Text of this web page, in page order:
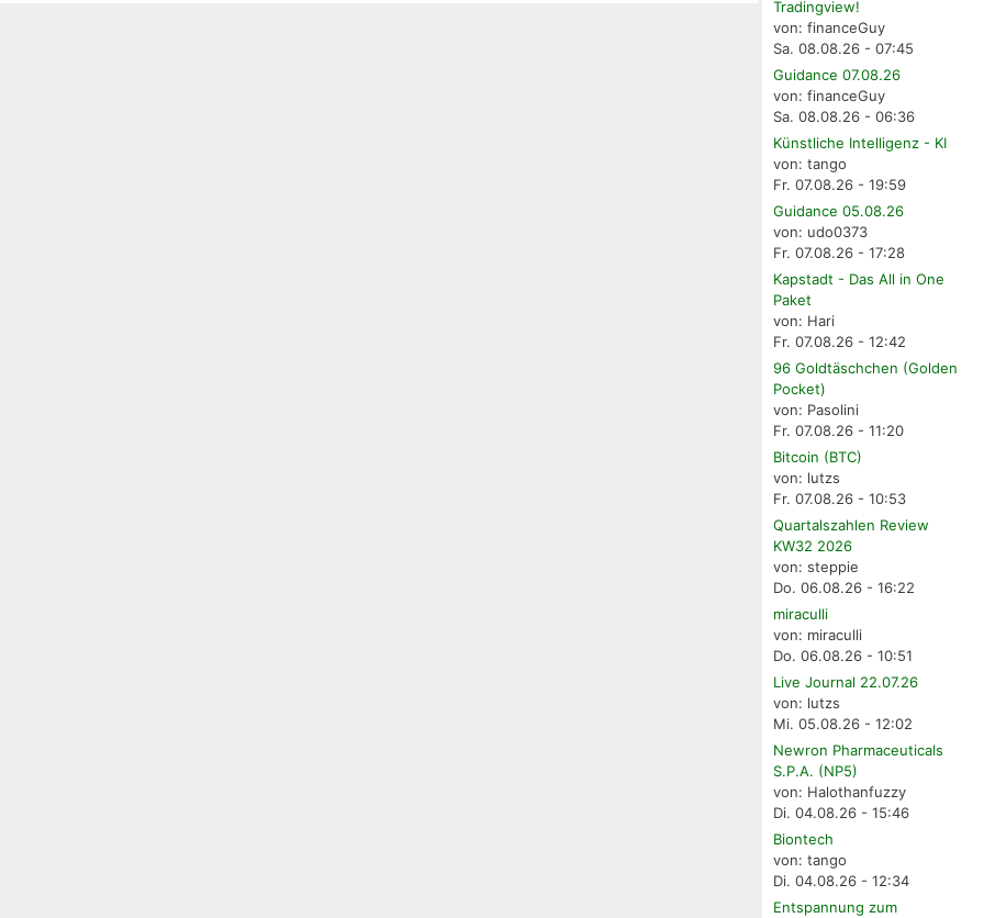
Tradingview!
von: financeGuy
Sa. 08.08.26 - 07:45
Guidance 07.08.26
von: financeGuy
Sa. 08.08.26 - 06:36
Künstliche Intelligenz - KI
von: tango
Fr. 07.08.26 - 19:59
Guidance 05.08.26
von: udo0373
Fr. 07.08.26 - 17:28
Kapstadt - Das All in One
Paket
von: Hari
Fr. 07.08.26 - 12:42
96 Goldtäschchen (Golden
Pocket)
von: Pasolini
Fr. 07.08.26 - 11:20
Bitcoin (BTC)
von: lutzs
Fr. 07.08.26 - 10:53
Quartalszahlen Review
KW32 2026
von: steppie
Do. 06.08.26 - 16:22
miraculli
von: miraculli
Do. 06.08.26 - 10:51
Live Journal 22.07.26
von: lutzs
Mi. 05.08.26 - 12:02
Newron Pharmaceuticals
S.P.A. (NP5)
von: Halothanfuzzy
Di. 04.08.26 - 15:46
Biontech
von: tango
Di. 04.08.26 - 12:34
Entspannung zum